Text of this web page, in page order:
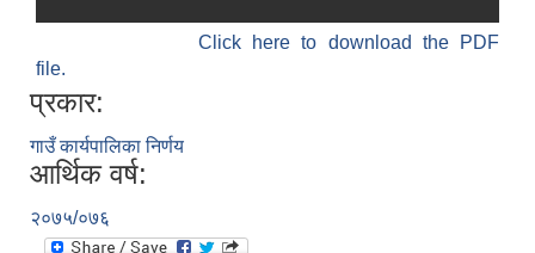
Click here to download the PDF
file.
प्रकार:
गाउँ कार्यपालिका निर्णय
आर्थिक वर्ष:
२०७५/०७६